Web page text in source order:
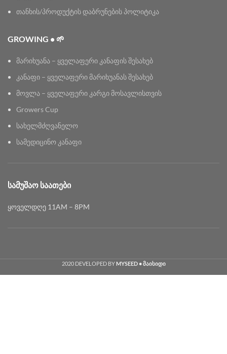
თანხის/პროდუქტის დაბრუნების პოლიტიკა
GROWING • 🌱
მარიხუანა – ყველაფერი კანაფის შესახებ
კანაფი – ყველაფერი მარიხუანას შესახებ
მოვლა – ყველაფერი კარგი მოსავლისთვის
Growers Cup
სახელმძღვანელო
სამედიცინო კანაფი
ᲡᲐᲛᲣᲨᲐᲝ ᲡᲐᲐᲗᲔᲑᲘ
ყოველდღე 11AM – 8PM
2020 DEVELOPED BYMYSEED • მაისიდი